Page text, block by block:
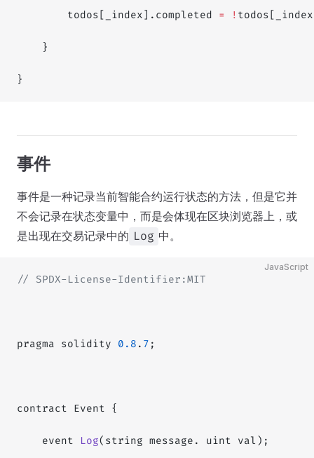
todos[_index].completed = !
}
}
事件
事件是一种记录当前智能合约运行状态的方法，但是它并
不会记录在状态变量中，而是会体现在区块浏览器上，或
是出现在交易记录中的 Log 中。
JavaScript
// SPDX-License-Identifier:MIT
pragma solidity 0.8 . 7 ;
contract Event {
event Log(string message. uint val);